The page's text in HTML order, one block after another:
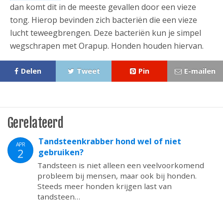
dan komt dit in de meeste gevallen door een vieze
tong. Hierop bevinden zich bacteriën die een vieze
lucht teweegbrengen. Deze bacteriën kun je simpel
wegschrapen met Orapup. Honden houden hiervan.
Delen Tweet Pin E-mailen
Gerelateerd
APR
2
Tandsteenkrabber hond wel of niet
gebruiken?
Tandsteen is niet alleen een veelvoorkomend
probleem bij mensen, maar ook bij honden.
Steeds meer honden krijgen last van
tandsteen…